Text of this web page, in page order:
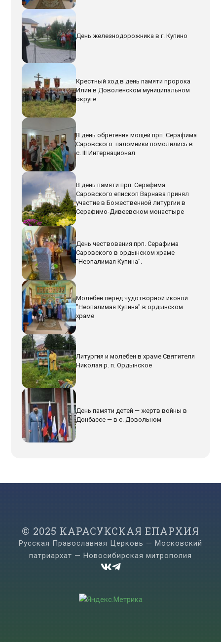
День железнодорожника в г. Купино
Крестный ход в день памяти пророка
Илии в Доволенском муниципальном
округе
В день обретения мощей прп. Серафима
Саровского паломники помолились в
с. III Интернационал
В день памяти прп. Серафима
Саровского епископ Варнава принял
участие в Божественной литургии в
Серафимо-Дивеевском монастыре
День чествования прп. Серафима
Саровского в ордынском храме
"Неопалимая Купина".
Молебен перед чудотворной иконой
"Неопалимая Купина" в ордынском
храме
Литургия и молебен в храме Святителя
Николая р. п. Ордынское
День памяти детей — жертв войны в
Донбассе — в с. Довольном
© 2025 КАРАСУКСКАЯ ЕПАРХИЯ
Русская Православная Церковь — Московский
патриархат — Новосибирская митрополия
